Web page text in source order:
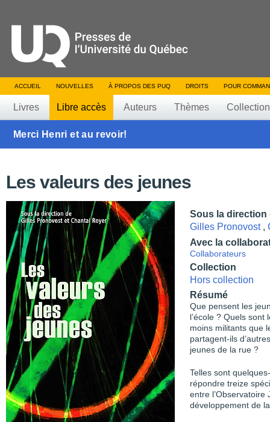
ACCUEIL NOUVELLES À PROPOS DES PUQ DROITS POUR
Livres Libre accès Auteurs Thèmes
Merci Henri et au revoir!
Les valeurs des jeunes
Sous la direction
Gilles Pronovost,
Avec la
Collaborateurs
Collection
Hors collection
Résumé
Que pensent les
l’école ? Quels
moins militants que
partagent-ils
jeunes de la rue ?
Telles sont
répondre treize
entre l’Observatoire
développement de